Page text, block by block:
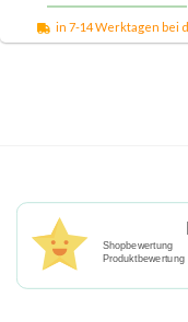
in 7-14 Werktagen bei
Shopbewertung
Produktbewertung